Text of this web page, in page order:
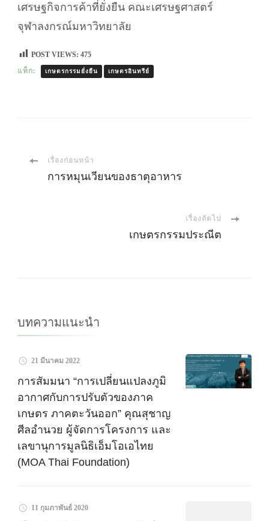
เศรษฐกิจการค้าที่ยั่งยืน คณะเศรษฐศาสตร์
จุฬาลงกรณ์มหาวิทยาลัย
POST VIEWS: 475
แท็ก:
เกษตรกรรมยั่งยืน เกษตรอินทรีย์
เมนูเรื่องก่อนหน้า
การหมุนเวียนของธาตุอาหาร
เรื่องถัดไป
เกษตรกรรมประณีต
บทความแนะนำ
21 มีนาคม 2022
การสัมมนา “การเปลี่ยนแปลงภูมิ
อากาศกับการปรับตัวของภาค
เกษตร ภาคตะวันออก” คุณสุชาญ
ศีลอำนวย ผู้จัดการโครงการ และ
เลขานุการมูลนิธิเอ็มโอเอไทย
(MOA Thai Foundation)
11 กุมภาพันธ์ 2020